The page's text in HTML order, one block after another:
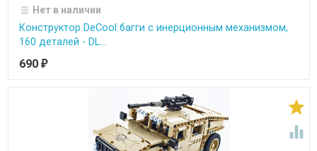
Нет в наличии
Конструктор DeCool багги с инерционным механизмом,
160 деталей - DL...
690 ₽

